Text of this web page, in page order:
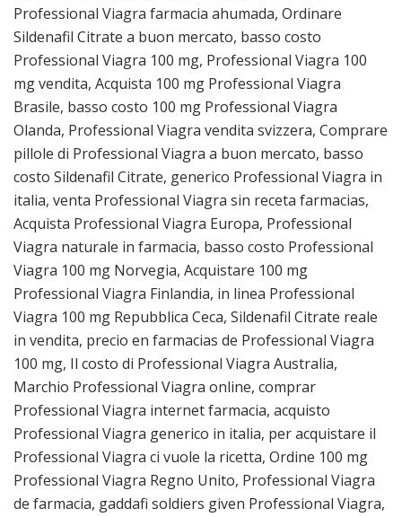
Professional Viagra farmacia ahumada, Ordinare
Sildenafil Citrate a buon mercato, basso costo
Professional Viagra 100 mg, Professional Viagra 100
mg vendita, Acquista 100 mg Professional Viagra
Brasile, basso costo 100 mg Professional Viagra
Olanda, Professional Viagra vendita svizzera, Comprare
pillole di Professional Viagra a buon mercato, basso
costo Sildenafil Citrate, generico Professional Viagra in
italia, venta Professional Viagra sin receta farmacias,
Acquista Professional Viagra Europa, Professional
Viagra naturale in farmacia, basso costo Professional
Viagra 100 mg Norvegia, Acquistare 100 mg
Professional Viagra Finlandia, in linea Professional
Viagra 100 mg Repubblica Ceca, Sildenafil Citrate reale
in vendita, precio en farmacias de Professional Viagra
100 mg, Il costo di Professional Viagra Australia,
Marchio Professional Viagra online, comprar
Professional Viagra internet farmacia, acquisto
Professional Viagra generico in italia, per acquistare il
Professional Viagra ci vuole la ricetta, Ordine 100 mg
Professional Viagra Regno Unito, Professional Viagra
de farmacia, gaddafi soldiers given Professional Viagra,